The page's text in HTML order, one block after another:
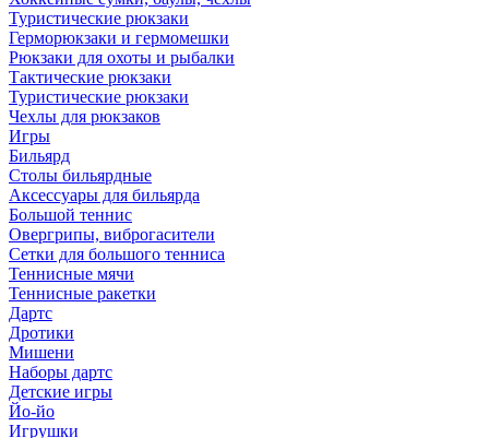
Туристические рюкзаки
Герморюкзаки и гермомешки
Рюкзаки для охоты и рыбалки
Тактические рюкзаки
Туристические рюкзаки
Чехлы для рюкзаков
Игры
Бильярд
Столы бильярдные
Аксессуары для бильярда
Большой теннис
Овергрипы, виброгасители
Сетки для большого тенниса
Теннисные мячи
Теннисные ракетки
Дартс
Дротики
Мишени
Наборы дартс
Детские игры
Йо-йо
Игрушки